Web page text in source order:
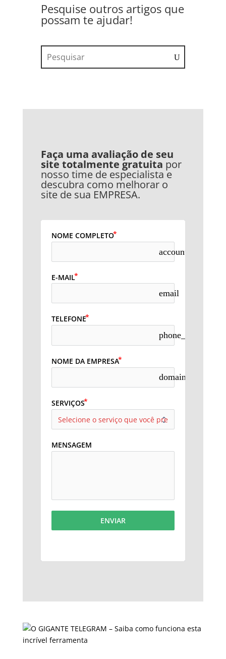
Pesquise outros artigos que
possam te ajudar!
Faça uma avaliação de seu
site totalmente gratuita por
nosso time de especialista e
descubra como melhorar o
site de sua EMPRESA.
NOME COMPLETO
account_circle
E-MAIL
email
TELEFONE
phone_in_talk
NOME DA EMPRESA
domain
SERVIÇOS
MENSAGEM
ENVIAR